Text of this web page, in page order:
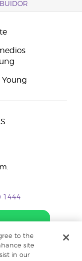
Young
1444
to the
site
in our